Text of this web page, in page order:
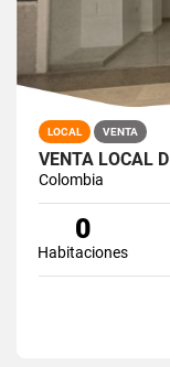
LOCAL VENTA
Colombia
0
Habitaciones